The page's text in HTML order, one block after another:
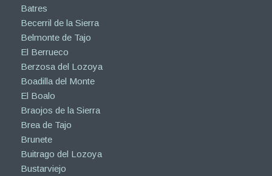
Batres
Becerril de la Sierra
Belmonte de Tajo
El Berrueco
Berzosa del Lozoya
Boadilla del Monte
El Boalo
Braojos de la Sierra
Brea de Tajo
Brunete
Buitrago del Lozoya
Bustarviejo